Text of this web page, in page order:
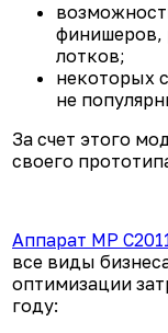
финишеров,
лотков;
некоторых
не
За счет этого
своего
Аппарат MP
все виды
оптимизации
году: